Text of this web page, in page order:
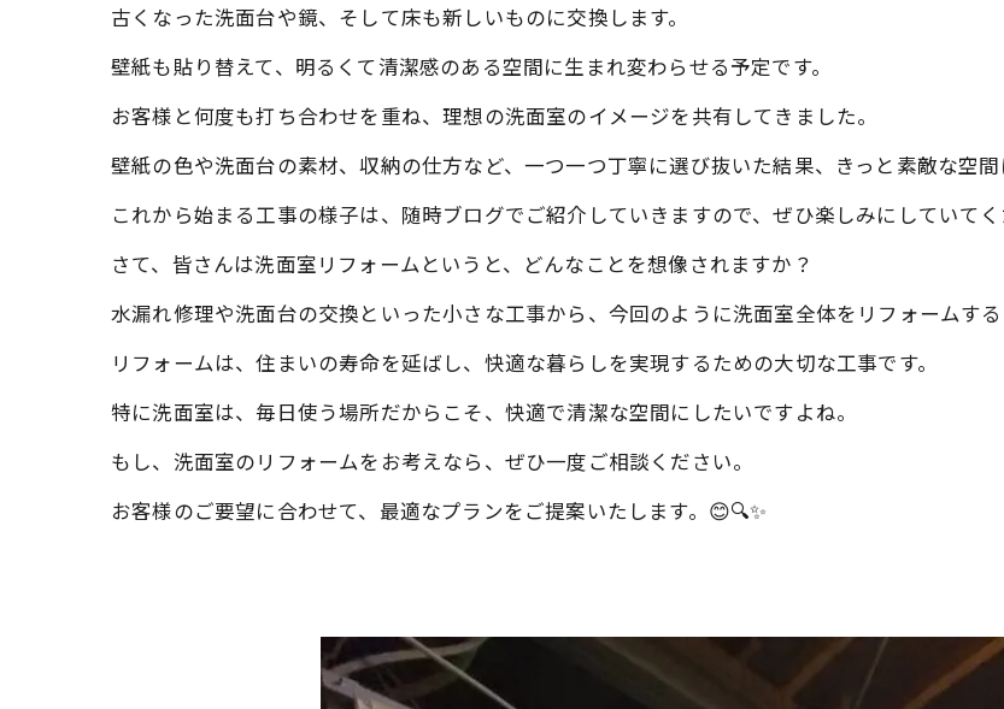
古くなった洗面台や鏡、そして床も新しいものに交換します。
壁紙も貼り替えて、明るくて清潔感のある空間に生まれ変わらせる予定です。
お客様と何度も打ち合わせを重ね、理想の洗面室のイメージを共有してきました。
壁紙の色や洗面台の素材、収納の仕方など、一つ一つ丁寧に選び抜いた結果、きっと素敵な空間
これから始まる工事の様子は、随時ブログでご紹介していきますので、ぜひ楽しみにしていてく
さて、皆さんは洗面室リフォームというと、どんなことを想像されますか？
水漏れ修理や洗面台の交換といった小さな工事から、今回のように洗面室全体をリフォームす
リフォームは、住まいの寿命を延ばし、快適な暮らしを実現するための大切な工事です。
特に洗面室は、毎日使う場所だからこそ、快適で清潔な空間にしたいですよね。
もし、洗面室のリフォームをお考えなら、ぜひ一度ご相談ください。
お客様のご要望に合わせて、最適なプランをご提案いたします。😊🔍✨